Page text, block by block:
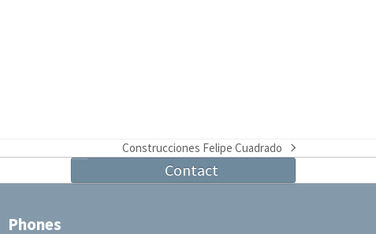
next
Construcciones Felipe Cuadrado
Contact
Phones